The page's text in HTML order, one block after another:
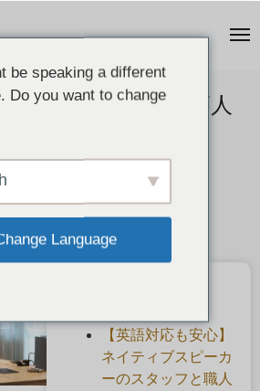
止対策としてご来店人
【英語対応も安心】
ネイティブスピーカ
ーのスタッフと職人
be speaking a different
Do you want to change
Language